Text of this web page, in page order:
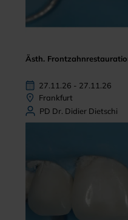
Ästh.
27.11.26 - 27.11.26
Frankfurt
PD Dr. Didier Dietschi